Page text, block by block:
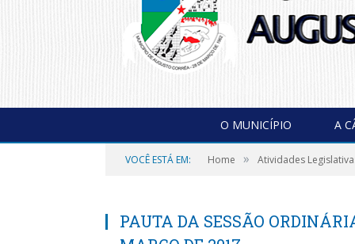
O MUNICÍPIO A
VOCÊ ESTÁ EM: Home » Atividades
PAUTA DA SESSÃO